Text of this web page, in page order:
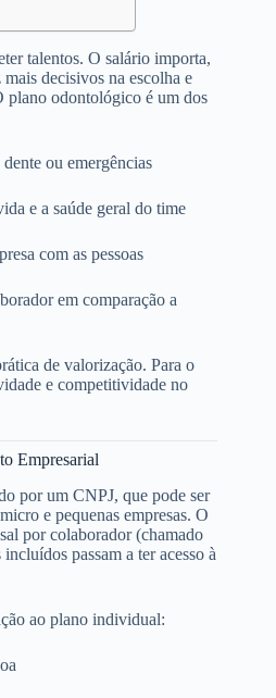
talentos. O salário importa,
decisivos na escolha e
plano odontológico é um dos
ou emergências
e a saúde geral do time
com as pessoas
em comparação a
de valorização. Para o
e competitividade no
Empresarial
por um CNPJ, que pode ser
e pequenas empresas. O
por colaborador (chamado
passam a ter acesso à
ao plano individual: